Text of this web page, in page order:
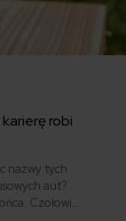
robi
nazwy tych
aut?
Czołowi